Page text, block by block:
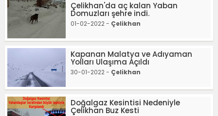
Çelikhan'da aç kalan Yaban
Domuzları şehre indi.
01-02-2022 - Çelikhan
Kapanan Malatya ve Adıyaman
Yolları Ulaşıma Açıldı
30-01-2022 - Çelikhan
Doğalgaz Kesintisi Nedeniyle
Çelikhan Buz Kesti